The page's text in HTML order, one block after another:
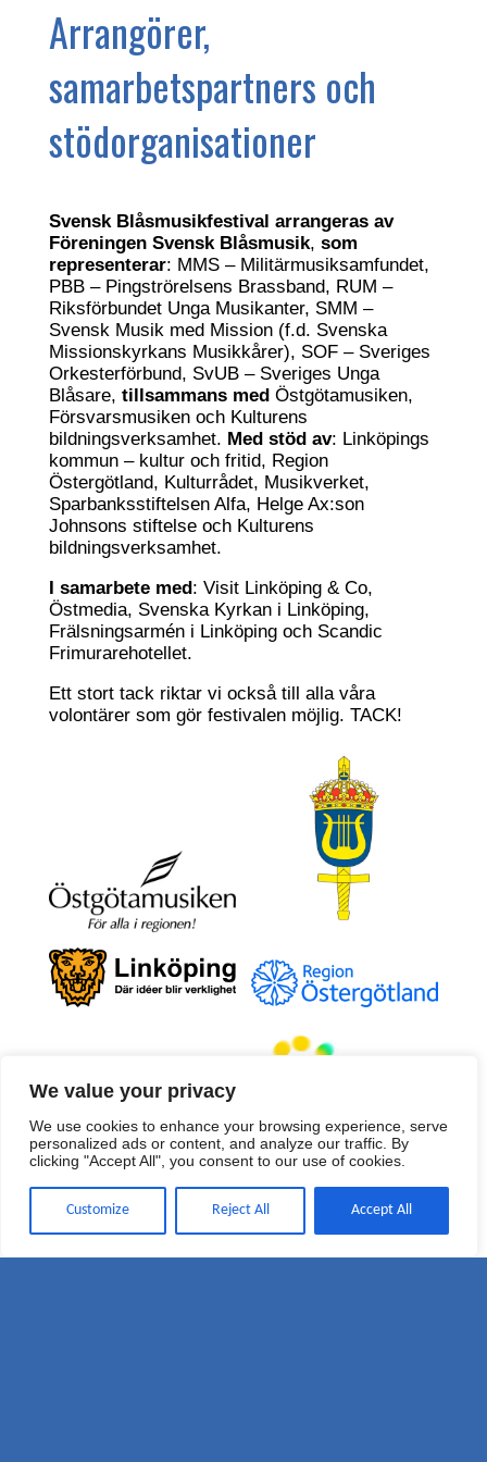
We value your privacy
We use cookies to enhance your browsing experience, serve
personalized ads or content, and analyze our traffic. By
clicking "Accept All", you consent to our use of cookies.
Customize Reject All Accept All
Arrangörer,
samarbetspartners och
stödorganisationer
Svensk Blåsmusikfestival arrangeras av
Föreningen Svensk Blåsmusik, som
representerar: MMS – Militärmusiksamfundet,
PBB – Pingströrelsens Brassband, RUM –
Riksförbundet Unga Musikanter, SMM –
Svensk Musik med Mission (f.d. Svenska
Missionskyrkans Musikkårer), SOF – Sveriges
Orkesterförbund, SvUB – Sveriges Unga
Blåsare, tillsammans med Östgötamusiken,
Försvarsmusiken och Kulturens
bildningsverksamhet. Med stöd av: Linköpings
kommun – kultur och fritid, Region
Östergötland, Kulturrådet, Musikverket,
Sparbanksstiftelsen Alfa, Helge Ax:son
Johnsons stiftelse och Kulturens
bildningsverksamhet.
I samarbete med: Visit Linköping & Co,
Östmedia, Svenska Kyrkan i Linköping,
Frälsningsarmén i Linköping och Scandic
Frimurarehotellet.
Ett stort tack riktar vi också till alla våra
volontärer som gör festivalen möjlig. TACK!